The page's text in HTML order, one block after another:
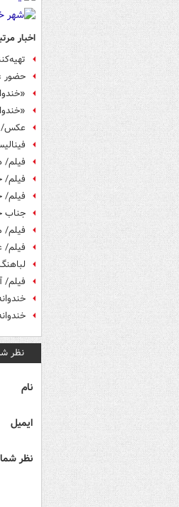
اخبار
حضور
عکس/
فیلم/
فیلم/
فیلم/
جناب
فیلم/
فیلم/
فیلم/
نظر
نام
ایمیل
نظر